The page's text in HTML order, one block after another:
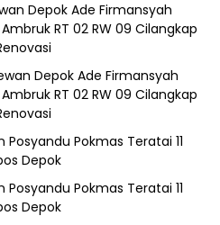
Depok Ade Firmansyah
RT 02 RW 09 Cilangkap
Depok Ade Firmansyah
RT 02 RW 09 Cilangkap
Pokmas Teratai 11
Depok
Pokmas Teratai 11
Depok